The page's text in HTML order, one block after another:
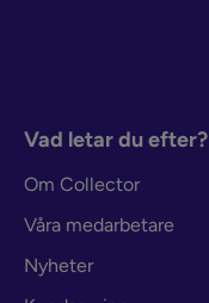
Vad letar du efter?
Om Collector
Våra medarbetare
Nyheter